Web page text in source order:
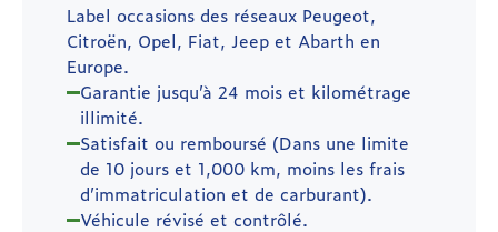
Label occasions des réseaux Peugeot,
Citroën, Opel, Fiat, Jeep et Abarth en
Europe.
Garantie jusqu’à 24 mois et kilométrage
illimité.
Satisfait ou remboursé (Dans une limite
de 10 jours et 1,000 km, moins les frais
d’immatriculation et de carburant).
Véhicule révisé et contrôlé.